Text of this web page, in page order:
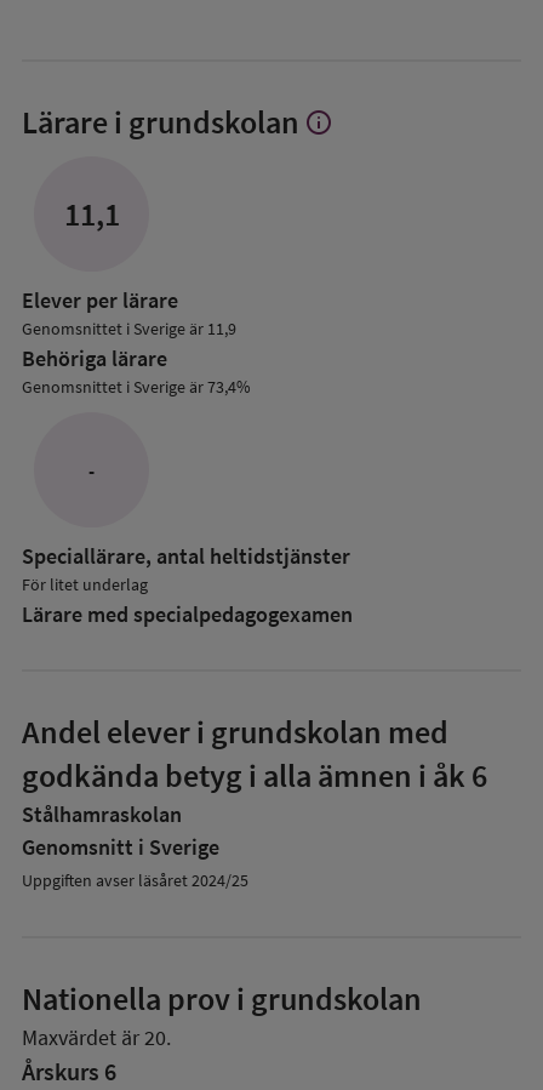
Lärare i grundskolan Visa
info
11,1
Elever per lärare
Genomsnittet i Sverige är 11,9
Behöriga lärare
Genomsnittet i Sverige är 73,4%
-
Speciallärare, antal heltidstjänster
För litet underlag
Lärare med specialpedagog­examen
Andel elever i grundskolan med
godkända betyg i alla ämnen i åk 6
Stålhamraskolan
Genomsnitt i Sverige
Uppgiften avser läsåret 2024/25
Nationella prov i grundskolan
Maxvärdet är 20.
Årskurs 6